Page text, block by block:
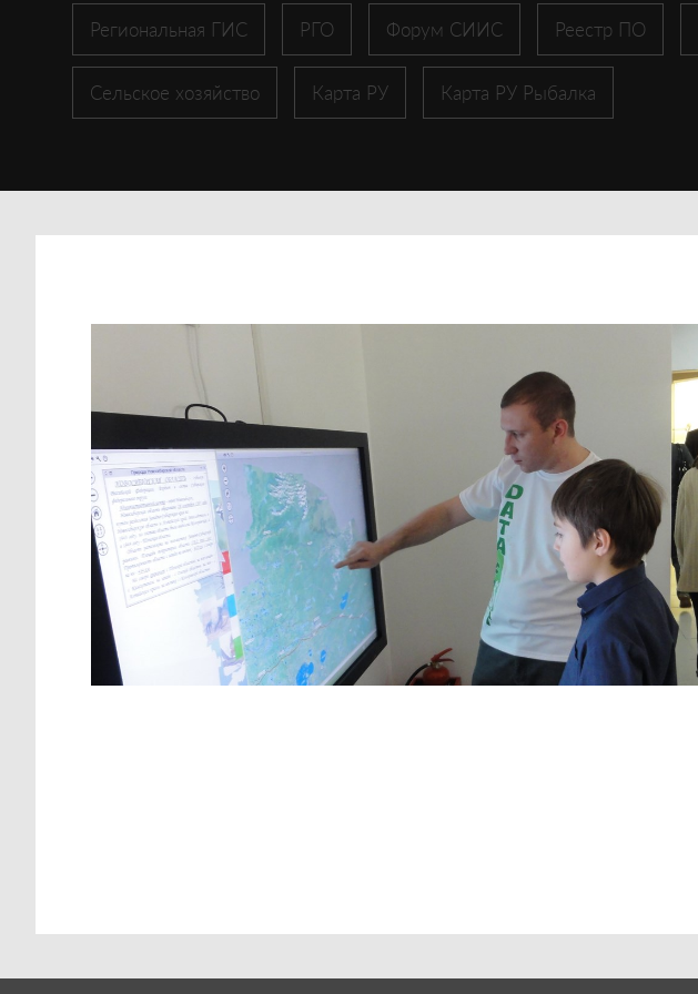
Региональная ГИС РГО Форум СИИС Реестр ПО
Сельское хозяйство Карта РУ Карта РУ Рыбалка